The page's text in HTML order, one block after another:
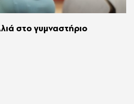
στο γυμναστήριο